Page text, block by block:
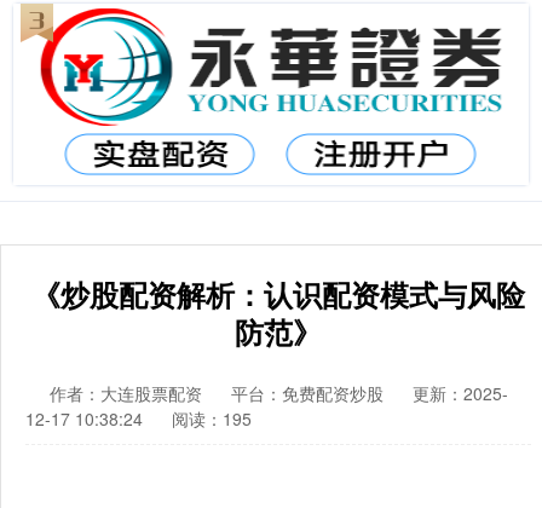
《炒股配资解析：认识配资模式与风险
防范》
作者：大连股票配资 平台：免费配资炒股
更新：2025-
12-17 10:38:24
阅读：195